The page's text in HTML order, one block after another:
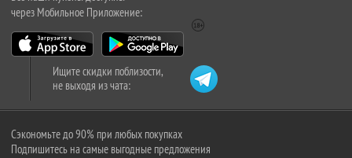
через Мобильное Приложение:
Ищите скидки поблизости,
не выходя из чата:
Сэкономьте до 90% при любых покупках
Подпишитесь на самые выгодные предложения